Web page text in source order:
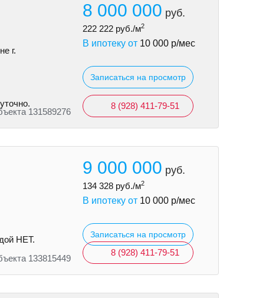
г.
131589276
8 000 000 руб.
222 222 руб./м2
В ипотеку от 10 000 р/мес
Записаться на просмотр
8 (928) 411-79-51
НЕТ.
133815449
9 000 000 руб.
134 328 руб./м2
В ипотеку от 10 000 р/мес
Записаться на просмотр
8 (928) 411-79-51